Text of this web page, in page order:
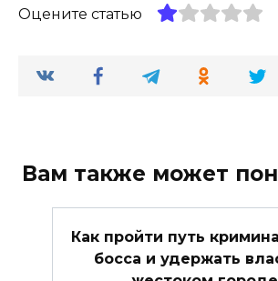
Оцените статью
Вам также может
Как пройти путь
босса и удержать